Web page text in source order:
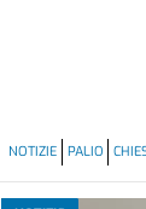
NOTIZIE PALIO